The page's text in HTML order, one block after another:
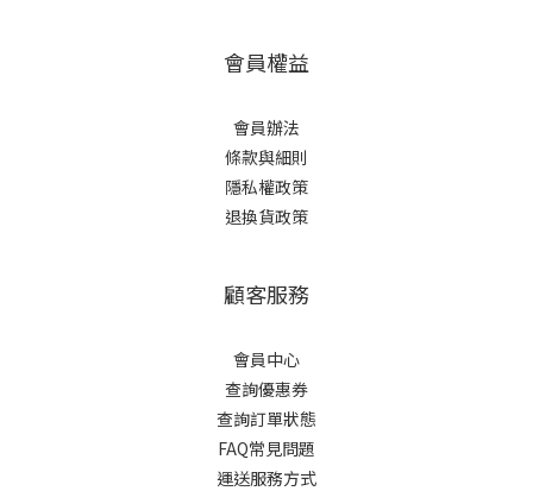
會員權益
會員辦法
條款與細則
隱私權政策
退換貨政策
顧客服務
會員中心
查詢優惠券
查詢訂單狀態
FAQ常見問題
運送服務方式